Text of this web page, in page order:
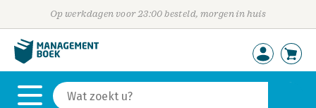
Op werkdagen voor 23:00 besteld, morgen in huis